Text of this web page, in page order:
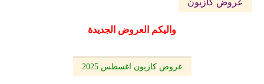
عروض كازيون
واليكم العروض الجديدة
عروض كازيون اغسطس 2025